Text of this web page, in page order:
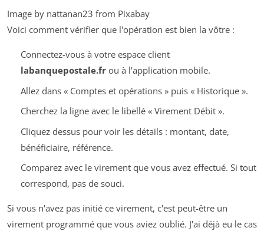
Image by nattanan23 from Pixabay
Voici comment vérifier que l'opération est bien la vôtre :
Connectez-vous à votre espace client
labanquepostale.frou à l'application mobile.
Allez dans « Comptes et opérations » puis « Historique ».
Cherchez la ligne avec le libellé « Virement Débit ».
Cliquez dessus pour voir les détails : montant, date,
bénéficiaire, référence.
Comparez avec le virement que vous avez effectué. Si tout
correspond, pas de souci.
Si vous n'avez pas initié ce virement, c'est peut-être un
virement programmé que vous aviez oublié. J'ai déjà eu le cas